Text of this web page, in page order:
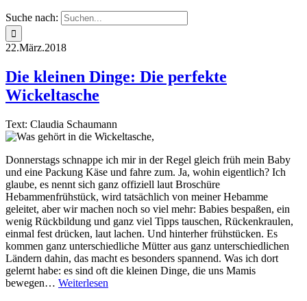
Suche nach:
22.März.2018
Die kleinen Dinge: Die perfekte
Wickeltasche
Text: Claudia Schaumann
Donnerstags schnappe ich mir in der Regel gleich früh mein Baby
und eine Packung Käse und fahre zum. Ja, wohin eigentlich? Ich
glaube, es nennt sich ganz offiziell laut Broschüre
Hebammenfrühstück, wird tatsächlich von meiner Hebamme
geleitet, aber wir machen noch so viel mehr: Babies bespaßen, ein
wenig Rückbildung und ganz viel Tipps tauschen, Rückenkraulen,
einmal fest drücken, laut lachen. Und hinterher frühstücken. Es
kommen ganz unterschiedliche Mütter aus ganz unterschiedlichen
Ländern dahin, das macht es besonders spannend. Was ich dort
gelernt habe: es sind oft die kleinen Dinge, die uns Mamis
bewegen… Weiterlesen